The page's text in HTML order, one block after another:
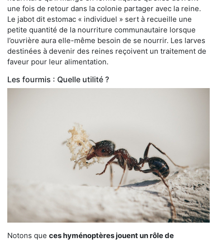
une fois de retour dans la colonie partager avec la reine.
Le jabot dit estomac « individuel » sert à recueille une
petite quantité de la nourriture communautaire lorsque
l’ouvrière aura elle-même besoin de se nourrir. Les larves
destinées à devenir des reines reçoivent un traitement de
faveur pour leur alimentation.
Les fourmis : Quelle utilité ?
Notons que ces hyménoptères jouent un rôle de